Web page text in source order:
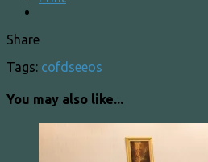
Share
Tags: cofd seeos
You may also like...